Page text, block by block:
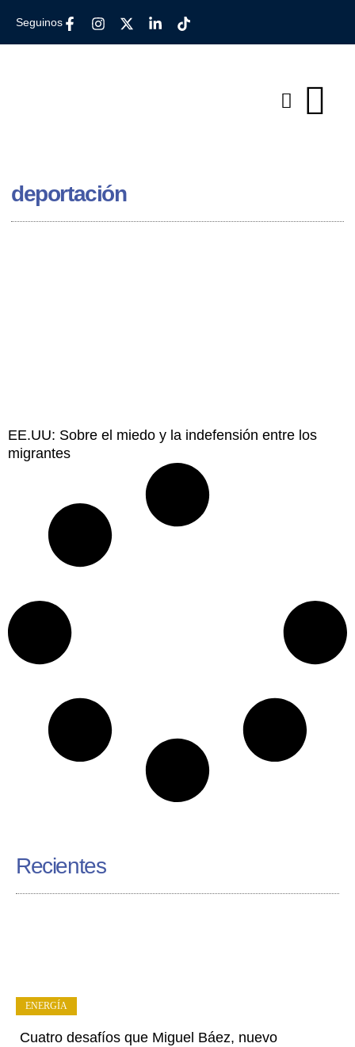
Seguinos
deportación
EE.UU: Sobre el miedo y la indefensión entre los
migrantes
Recientes
Cuatro desafíos que Miguel Báez, nuevo
ENERGÍA